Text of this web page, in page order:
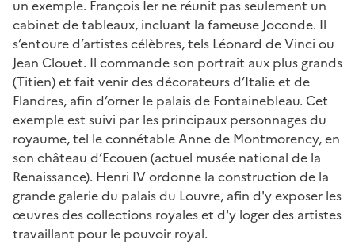
un exemple. François Ier ne réunit pas seulement un
cabinet de tableaux, incluant la fameuse Joconde. Il
s’entoure d’artistes célèbres, tels Léonard de Vinci ou
Jean Clouet. Il commande son portrait aux plus grands
(Titien) et fait venir des décorateurs d’Italie et de
Flandres, afin d’orner le palais de Fontainebleau. Cet
exemple est suivi par les principaux personnages du
royaume, tel le connétable Anne de Montmorency, en
son château d’Ecouen (actuel musée national de la
Renaissance). Henri IV ordonne la construction de la
grande galerie du palais du Louvre, afin d'y exposer les
œuvres des collections royales et d'y loger des artistes
travaillant pour le pouvoir royal.